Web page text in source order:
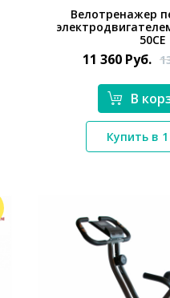
*}
Велотренажер
50CE
11 360 Руб.
В
Купить в